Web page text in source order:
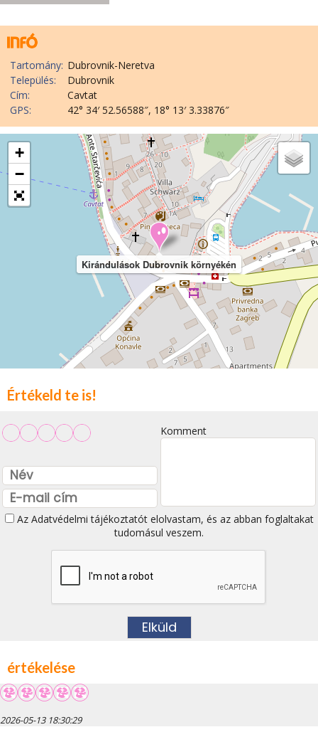
Tartomány: Dubrovnik-Neretva
Település:
Dubrovnik
Cím:
Cavtat
GPS:
42° 34′ 52.56588″, 18° 13′ 3.33876″
Kirándulások Dubrovnik környékén
+
−
Értékeld te is!
Komment
Az Adatvédelmi tájékoztatótelolvastam, és az abban foglaltakat
tudomásul veszem.
értékelése
2026-05-13 18:30:29